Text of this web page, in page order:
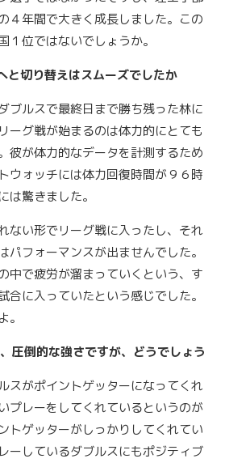
４年間で大きく成長しました。この
１位ではないでしょうか。
切り替えはスムーズでしたか
ブルスで最終日まで勝ち残った林に
ーグ戦が始まるのは体力的にとても
彼が体力的なデータを計測するため
ウォッチには体力回復時間が９６時
は驚きました。
ない形でリーグ戦に入ったし、それ
パフォーマンスが出ませんでした。
中で疲労が溜まっていくという、す
合に入っていたという感じでした。
。
倒的な強さですが、どうでしょう
スがポイントゲッターになってくれ
プレーをしてくれているというのが
トゲッターがしっかりしてくれてい
ーしているダブルスにもポジティブ